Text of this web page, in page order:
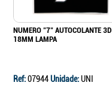
NUMERO "7" AUTOCOLANTE 3D
18MM LAMPA
Ref:07944Unidade:UNI